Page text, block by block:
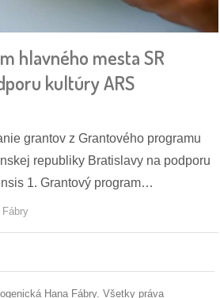
hlavného mesta SR
kultúry ARS
grantov z Grantového programu
republiky Bratislavy na podporu
1. Grantový program…
Fábry
Hana Fábry. Všetky práva